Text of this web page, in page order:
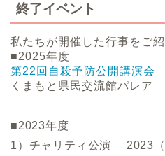
終了イベント
私たちが開催した行事をご紹
■2025年度
第22回自殺予防公開講演会
くまもと県民交流館パレア
■2023年度
1）チャリティ公演 2023